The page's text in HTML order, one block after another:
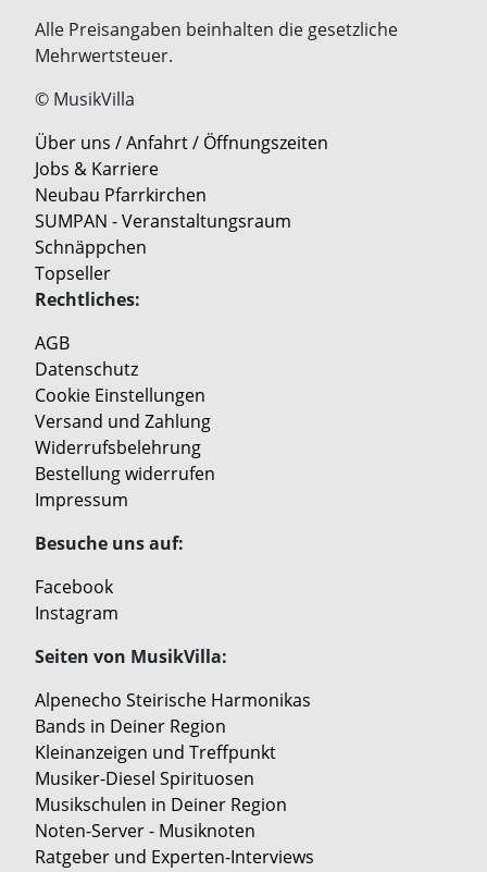
Alle Preisangaben beinhalten die gesetzliche
Mehrwertsteuer.
© MusikVilla
Über uns / Anfahrt / Öffnungszeiten
Jobs & Karriere
Neubau Pfarrkirchen
SUMPAN - Veranstaltungsraum
Schnäppchen
Topseller
Rechtliches:
AGB
Datenschutz
Cookie Einstellungen
Versand und Zahlung
Widerrufsbelehrung
Bestellung widerrufen
Impressum
Besuche uns auf:
Facebook
Instagram
Seiten von MusikVilla:
Alpenecho Steirische Harmonikas
Bands in Deiner Region
Kleinanzeigen und Treffpunkt
Musiker-Diesel Spirituosen
Musikschulen in Deiner Region
Noten-Server - Musiknoten
Ratgeber und Experten-Interviews